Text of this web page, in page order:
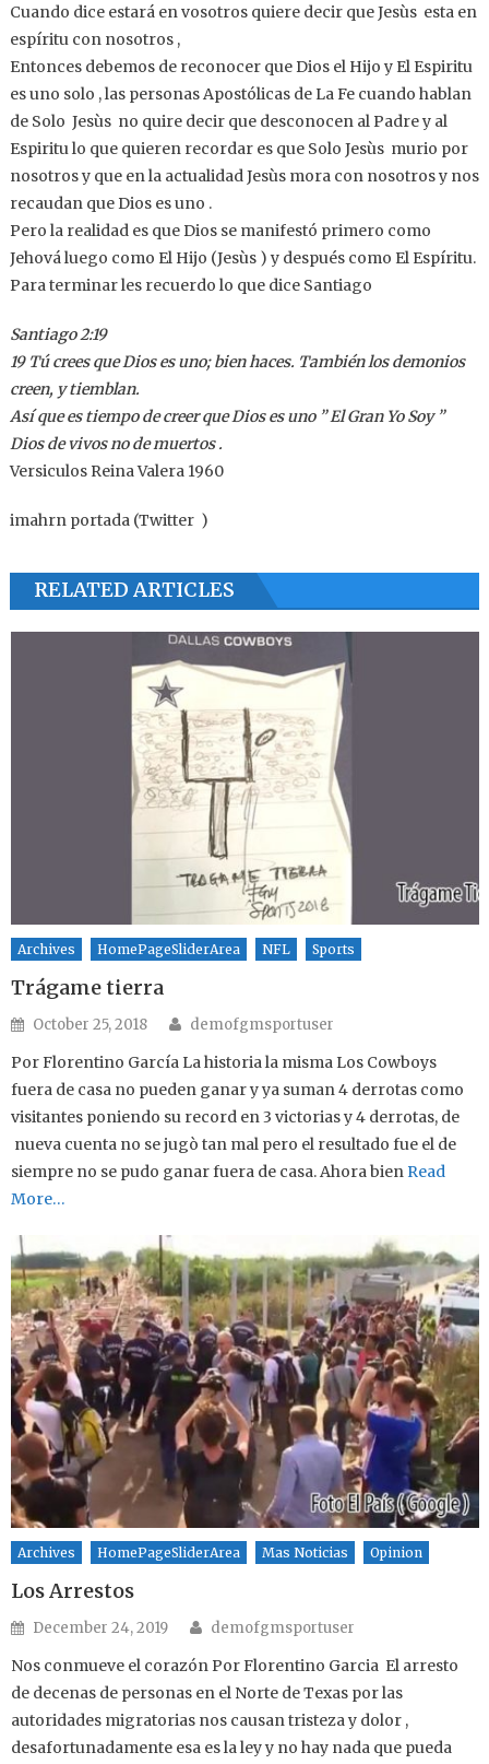
Cuando dice estará en vosotros quiere decir que Jesùs esta en
espíritu con nosotros ,
Entonces debemos de reconocer que Dios el Hijo y El Espiritu
es uno solo , las personas Apostólicas de La Fe cuando hablan
de Solo Jesùs no quire decir que desconocen al Padre y al
Espiritu lo que quieren recordar es que Solo Jesùs murio por
nosotros y que en la actualidad Jesùs mora con nosotros y nos
recaudan que Dios es uno .
Pero la realidad es que Dios se manifestó primero como
Jehová luego como El Hijo (Jesùs ) y después como El Espíritu.
Para terminar les recuerdo lo que dice Santiago
Santiago 2:19
19 Tú crees que Dios es uno; bien haces. También los demonios
creen, y tiemblan.
Así que es tiempo de creer que Dios es uno ” El Gran Yo Soy ”
Dios de vivos no de muertos .
Versiculos Reina Valera 1960
imahrn portada (Twitter )
RELATED ARTICLES
Archives HomePageSliderArea NFL Sports
Trágame tierra
Posted on
October 25, 2018 Author
demofgmsportuser
Por Florentino García La historia la misma Los Cowboys
fuera de casa no pueden ganar y ya suman 4 derrotas como
visitantes poniendo su record en 3 victorias y 4 derrotas, de
nueva cuenta no se jugò tan mal pero el resultado fue el de
siempre no se pudo ganar fuera de casa. Ahora bien Read
More…
Archives HomePageSliderArea Mas Noticias Opinion
Los Arrestos
Posted on
December 24, 2019 Author
demofgmsportuser
Nos conmueve el corazón Por Florentino Garcia El arresto
de decenas de personas en el Norte de Texas por las
autoridades migratorias nos causan tristeza y dolor ,
desafortunadamente esa es la ley y no hay nada que pueda